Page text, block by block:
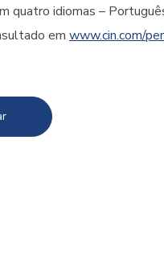
quatro idiomas –
em www.cin.com/